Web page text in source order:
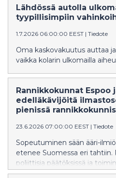
pohjoismaisia vanhempia.
Lähdössä autolla
tyypillisimpiin
1.7.2026 06:00:00 EEST | Tiedote
Oma kaskovakuutus auttaa
vaikka kolarin ulkomailla
Rannikkokunnat Espoo
edelläkävijöitä
pienissä
23.6.2026 07:00:00 EEST | Tiedote
Sopeutuminen sään ääri-
etenee Suomessa eri tahtiin.
poliittisia päätöksissä ja
sisämaakuntia jäljessä,